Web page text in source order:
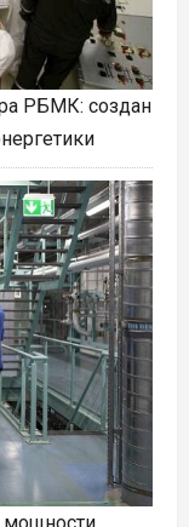
РБМК: создан